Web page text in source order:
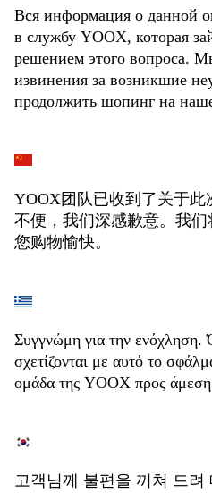
Вся информация о данной
в службу YOOX, которая
решением этого вопроса.
извинения за возникшие
продолжить шопинг на
YOOX团队已收到了关于
不便，我们深感歉意。我
您购物愉快。
Συγγνώμη για την ενόχληση.
σχετίζονται με αυτό το
ομάδα της YOOX προς
고객님께 불편을 끼쳐 드려